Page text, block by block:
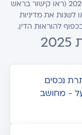
בהתאם למדיניות ההשקעה הצפויה לשנת 2026 (ראו קישור בראש
לשנות את מדיניות
להוראות הדין.
נכסים
- מחושב